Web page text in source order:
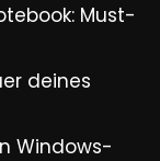
Must-
deines
Windows-